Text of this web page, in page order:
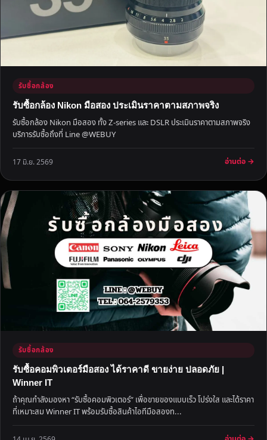
ว
ไ
ม่
ธ
ร
ม
ม
รับซื้อกล้อง
รับซื้อกล้อง Nikon มือสอง ประเมินราคาตามสภาพจริง
รับซื้อกล้อง Nikon มือสอง ทั้ง Z-series และ DSLR ประเมินราคาตามสภาพจริง
บริการรับซื้อถึงที่ Line @WEBUY
17 มิ.ย. 2569 อ่านต่อ →
รับซื้อกล้อง
รับซื้อคอมพิวเตอร์มือสอง ได้ราคาดี ขายง่าย ปลอดภัย |
Winner IT
ถ้าคุณกำลังมองหา “รับซื้อคอมพิวเตอร์” เพื่อขายของแบบเร็ว โปร่งใส และได้ราคา
ที่เหมาะสม Winner IT พร้อมรับซื้อสินค้าไอทีมือสองท...